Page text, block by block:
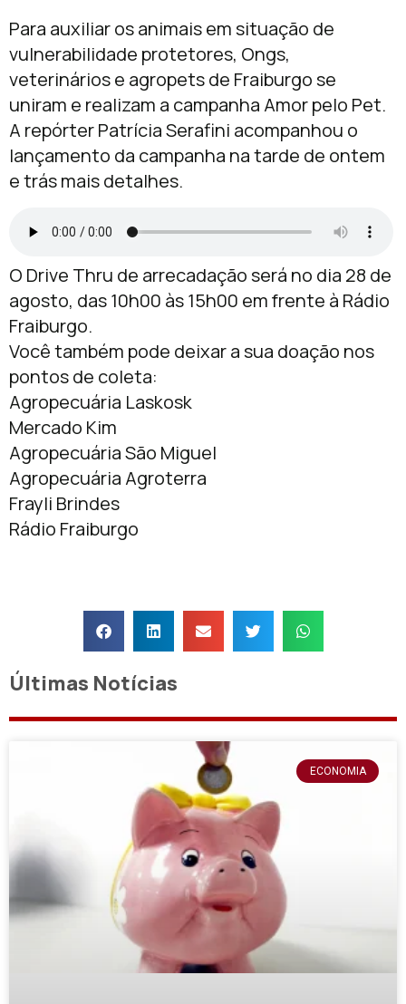
Para auxiliar os animais em situação de
vulnerabilidade protetores, Ongs,
veterinários e agropets de Fraiburgo se
uniram e realizam a campanha Amor pelo Pet.
A repórter Patrícia Serafini acompanhou o
lançamento da campanha na tarde de ontem
e trás mais detalhes.
O Drive Thru de arrecadação será no dia 28 de
agosto, das 10h00 às 15h00 em frente à Rádio
Fraiburgo.
Você também pode deixar a sua doação nos
pontos de coleta:
Agropecuária Laskosk
Mercado Kim
Agropecuária São Miguel
Agropecuária Agroterra
Frayli Brindes
Rádio Fraiburgo
Últimas Notícias
ECONOMIA